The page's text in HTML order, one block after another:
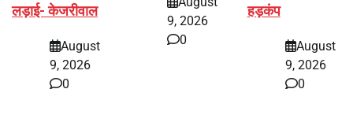
लड़ाई- केजरीवाल
August
9, 2026
0
9, 2026
0
हड़कंप
August
9, 2026
0